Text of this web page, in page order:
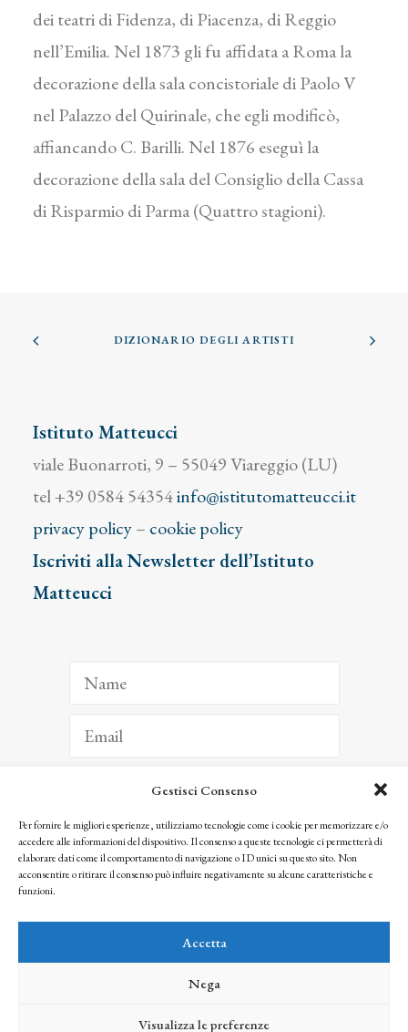
Gestisci Consenso
Per fornire le migliori esperienze, utilizziamo tecnologie come i cookie per memorizzare e/o
accedere alle informazioni del dispositivo. Il consenso a queste tecnologie ci permetterà di
elaborare dati come il comportamento di navigazione o ID unici su questo sito. Non
acconsentire o ritirare il consenso può influire negativamente su alcune caratteristiche e
funzioni.
Accetta
Nega
Visualizza le preferenze
dei teatri di Fidenza, di Piacenza, di Reggio
nell’Emilia. Nel 1873 gli fu affidata a Roma la
decorazione della sala concistoriale di Paolo V
nel Palazzo del Quirinale, che egli modificò,
affiancando C. Barilli. Nel 1876 eseguì la
decorazione della sala del Consiglio della Cassa
di Risparmio di Parma (Quattro stagioni).
DIZIONARIO DEGLI ARTISTI
Istituto Matteucci
viale Buonarroti, 9 – 55049 Viareggio (LU)
tel +39 0584 54354info@istitutomatteucci.it
privacy policy– cookie policy
Iscriviti alla Newsletter dell’Istituto
Matteucci
ISCRIVITI
Facendo clic per iscriverti, riconosci che le tue informazioni saranno trattate
seguendo la nostra Privacy Policy
© 2025 Istituto Matteucci. All right reserved
l’autorizzazione scritta dei proprietari dei diritti e dell’Istituto Matteucci